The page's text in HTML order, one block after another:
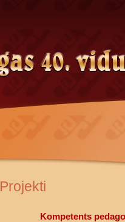
Projekti
Kompetents